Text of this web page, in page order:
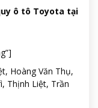
ô tô Toyota tại
Hoàng Văn Thụ,
Thịnh Liệt, Trần